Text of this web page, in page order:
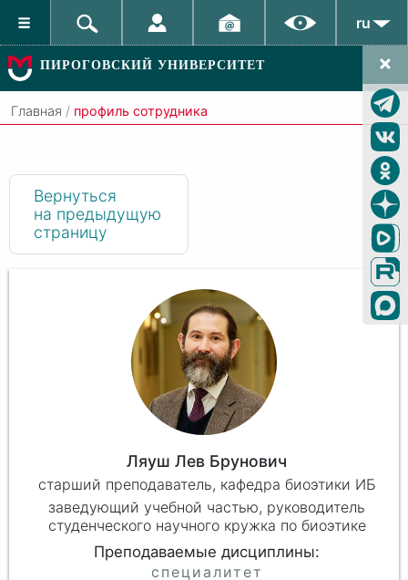
ru
ПИРОГОВСКИЙ УНИВЕРСИТЕТ
Главная / профиль сотрудника
Вернуться
на предыдущую
страницу
Ляуш Лев Брунович
старший преподаватель, кафедра биоэтики ИБ
заведующий учебной частью, руководитель
студенческого научного кружка по биоэтике